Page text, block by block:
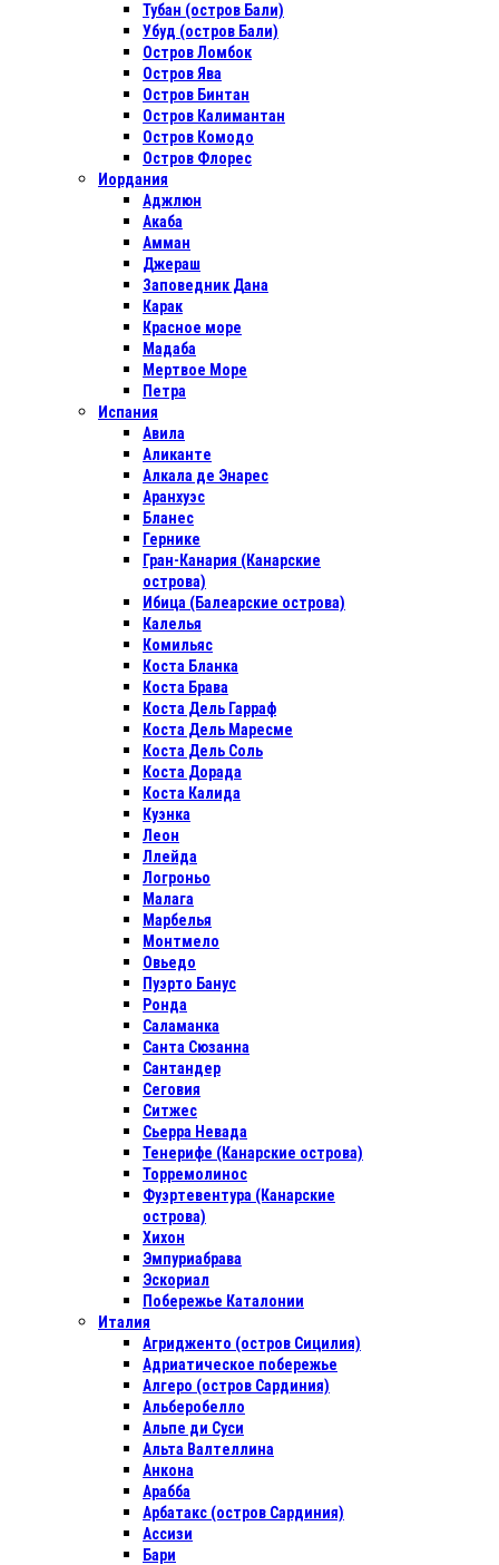
Тубан (остров Бали)
Убуд (остров Бали)
Остров Ломбок
Остров Ява
Остров Бинтан
Остров Калимантан
Остров Комодо
Остров Флорес
Иордания
Аджлюн
Акаба
Амман
Джераш
Заповедник Дана
Карак
Красное море
Мадаба
Мертвое Море
Петра
Испания
Авила
Аликанте
Алкала де Энарес
Аранхуэс
Бланес
Гернике
Гран-Канария (Канарские
острова)
Ибица (Балеарские острова)
Калелья
Комильяс
Коста Бланка
Коста Брава
Коста Дель Гарраф
Коста Дель Маресме
Коста Дель Соль
Коста Дорада
Коста Калида
Куэнка
Леон
Ллейда
Логроньо
Малага
Марбелья
Монтмело
Овьедо
Пуэрто Банус
Ронда
Саламанка
Санта Сюзанна
Сантандер
Сеговия
Ситжес
Сьерра Невада
Тенерифе (Канарские острова)
Торремолинос
Фуэртевентура (Канарские
острова)
Хихон
Эмпуриабрава
Эскориал
Побережье Каталонии
Италия
Агридженто (остров Сицилия)
Адриатическое побережье
Алгеро (остров Сардиния)
Альберобелло
Альпе ди Суси
Альта Валтеллина
Анкона
Арабба
Арбатакс (остров Сардиния)
Ассизи
Бари